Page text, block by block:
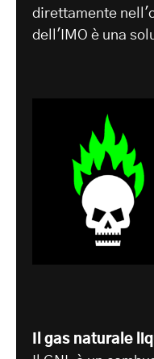
direttamente
dell'IMO è una
Il gas naturale